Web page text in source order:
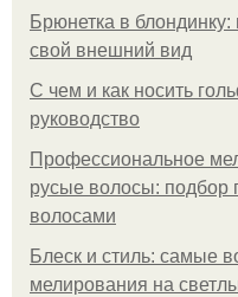
Брюнетка в
свой внешний вид
С чем и как носить
руководство
Профессиональное
русые волосы: подбор
волосами
Блеск и стиль: самые
мелирования на